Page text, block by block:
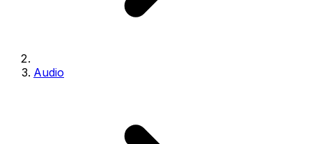
Audio